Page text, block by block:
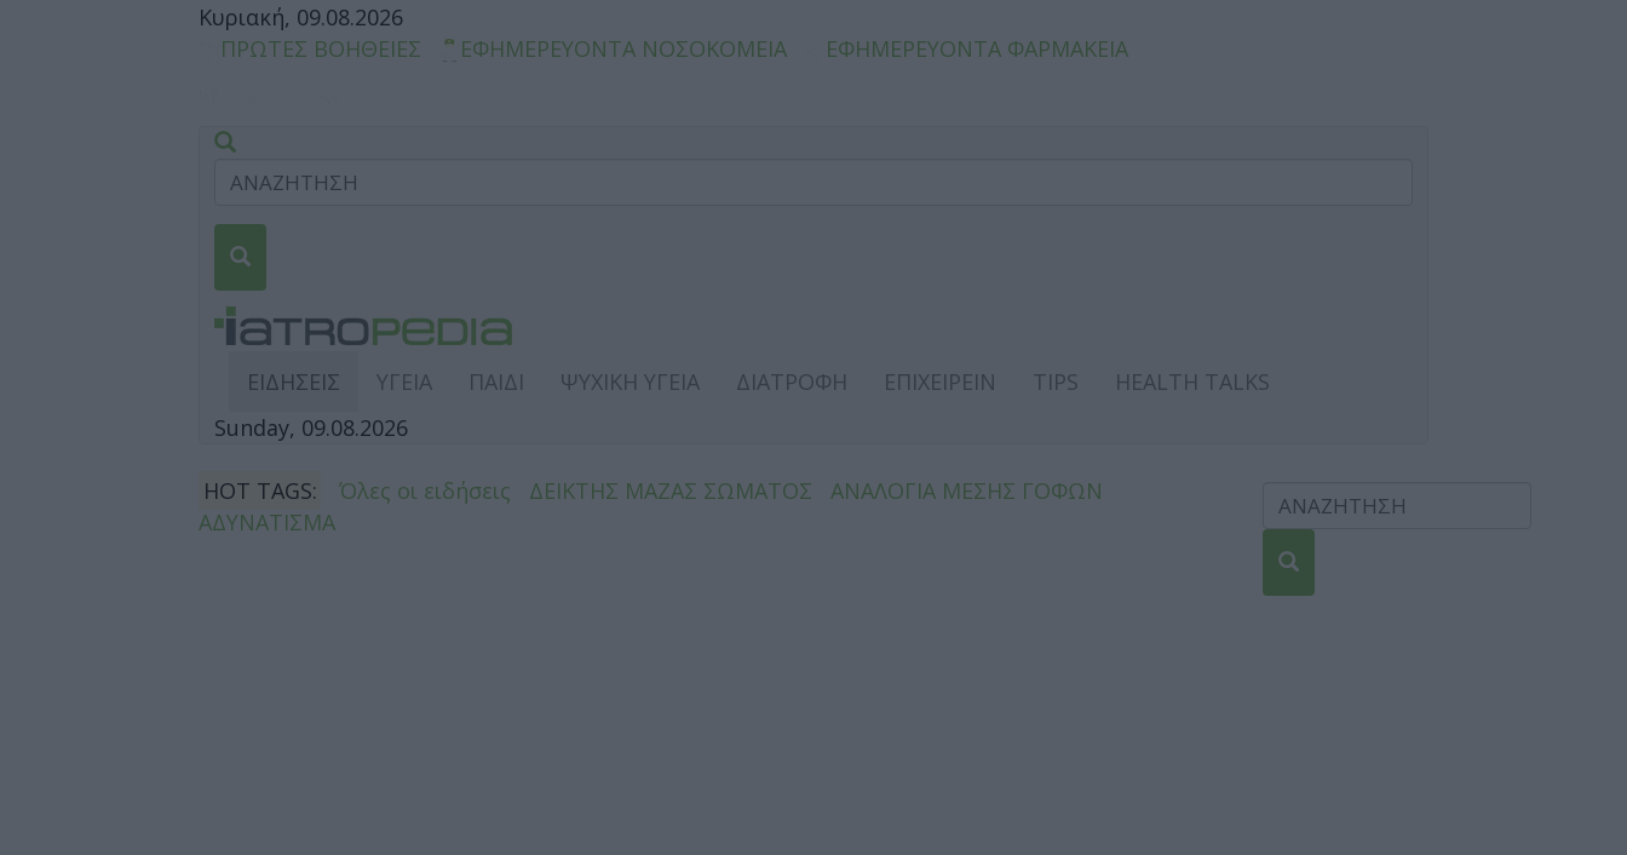
Κυριακή, 09.08.2026
ΠΡΩΤΕΣ ΒΟΗΘΕΙΕΣ
ΕΦΗΜΕΡΕΥΟΝΤΑ ΝΟΣΟΚΟΜΕΙΑ ΕΦΗΜΕΡΕΥΟΝΤΑ ΦΑΡΜΑΚΕΙΑ
ΕΙΔΗΣΕΙΣ ΥΓΕΙΑ ΠΑΙΔΙ ΨΥΧΙΚΗ ΥΓΕΙΑ ΔΙΑΤΡΟΦΗ ΕΠΙΧΕΙΡΕΙΝ TIPS
HEALTH TALKS
Sunday, 09.08.2026
HOT TAGS: Όλες οι ειδήσεις ΔΕΙΚΤΗΣ ΜΑΖΑΣ ΣΩΜΑΤΟΣ
ΑΝΑΛΟΓΙΑ ΜΕΣΗΣ ΓΟΦΩΝ
ΑΔΥΝΑΤΙΣΜΑ